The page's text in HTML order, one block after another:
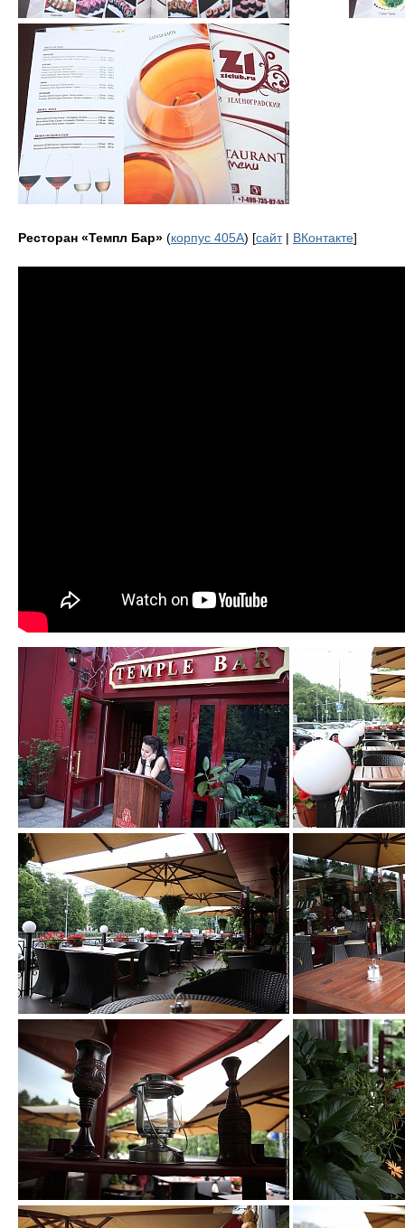
Ресторан «Темпл Бар» (корпус 405А) [сайт| ВКонтакте]